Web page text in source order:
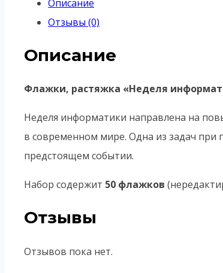
«Неделя
информатики»
Описание
Отзывы (0)
Описание
Флажки, растяжка «Неделя
Неделя информатики направлена на
в современном мире. Одна из задач при
предстоящем событии.
Набор содержит 50 флажков
Отзывы
Отзывов пока нет.